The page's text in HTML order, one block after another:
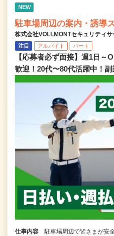
NEW
駐車場周辺の案内・誘導
株式会社VOLLMONTセキュリティ
注目 アルバイト パート
【応募者必ず面接】週1日～
歓迎！20代〜80代活躍中！副
仕事内容
駐車場周辺で皆さまが安